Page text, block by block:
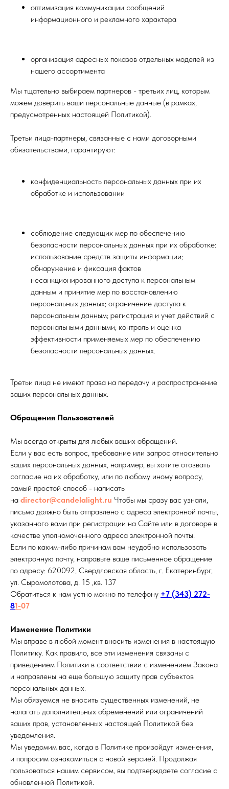
оптимизация коммуникации сообщений
информационного и рекламного характера
организация адресных показов отдельных моделей из
нашего ассортимента
Мы тщательно выбираем партнеров - третьих лиц, которым
можем доверить ваши персональные данные (в рамках,
предусмотренных настоящей Политикой).
Третьи лица-партнеры, связанные с нами договорными
обязательствами, гарантируют:
конфиденциальность персональных данных при их
обработке и использовании
соблюдение следующих мер по обеспечению
безопасности персональных данных при их обработке:
использование средств защиты информации;
обнаружение и фиксация фактов
несанкционированного доступа к персональным
данным и принятие мер по восстановлению
персональных данных; ограничение доступа к
персональным данным; регистрация и учет действий с
персональными данными; контроль и оценка
эффективности применяемых мер по обеспечению
безопасности персональных данных.
Третьи лица не имеют права на передачу и распространение
ваших персональных данных.
Обращения Пользователей
Мы всегда открыты для любых ваших обращений.
Если у вас есть вопрос, требование или запрос относительно
ваших персональных данных, например, вы хотите отозвать
согласие на их обработку, или по любому иному вопросу,
самый простой способ - написать
на director@candelalight.ru Чтобы мы сразу вас узнали,
письмо должно быть отправлено с адреса электронной почты,
указанного вами при регистрации на Сайте или в договоре в
качестве уполномоченного адреса электронной почты.
Если по каким-либо причинам вам неудобно использовать
электронную почту, направьте ваше письменное обращение
по адресу: 620092, Свердловская область, г. Екатеринбург,
ул. Сыромолотова, д. 15 ,кв. 137
Обратиться к нам устно можно по телефону +7 (343) 272-
81-07
Изменение Политики
Мы вправе в любой момент вносить изменения в настоящую
Политику. Как правило, все эти изменения связаны с
приведением Политики в соответствии с изменением Закона
и направлены на еще большую защиту прав субъектов
персональных данных.
Мы обязуемся не вносить существенных изменений, не
налагать дополнительных обременений или ограничений
ваших прав, установленных настоящей Политикой без
уведомления.
Мы уведомим вас, когда в Политике произойдут изменения,
и попросим ознакомиться с новой версией. Продолжая
пользоваться нашим сервисом, вы подтверждаете согласие с
обновленной Политикой.